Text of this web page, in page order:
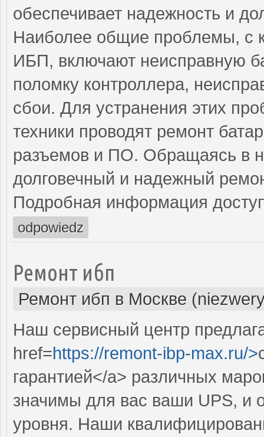
обеспечивает надежность и
Наиболее общие проблемы, с
ИБП, включают неисправную
поломку контроллера,
сбои. Для устранения этих
техники проводят ремонт
разъемов и ПО. Обращаясь в
долговечный и надежный
Подробная информация
odpowiedz
Ремонт ибп
Ремонт ибп в Москве
Наш сервисный центр
href=https://remont-ibp-max.ru/>
гарантией</a> различных
значимы для вас ваши UPS, и
уровня. Наши